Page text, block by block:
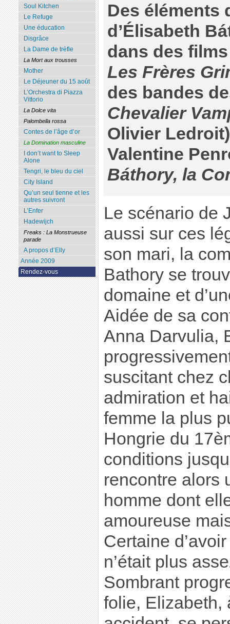
Des éléments
d’Élisabeth
dans des
Les Frères
des bandes
Chevalier
Olivier
Valentine
Báthory, la
Le scénario de
aussi sur ces
son mari, la
Bathory se
domaine et
Aidée de sa
Anna Darvulia,
suscitant chez
admiration et
femme la plus
Hongrie du
conditions
rencontre alors
homme dont
amoureuse
Certaine
n’était plus
Sombrant
folie, Elizabeth,
Soul Kitchen
Le Refuge
Une éducation
Disgrâce
La Dame de trèfle
La Mort aux trousses
Mother
Le Déjeuner du 15 août
L’Orchestra di Piazza
Vittorio
La Dolce vita
Palombella rossa
Contes de l’âge d’or
La Domination masculine
I don’t want to Sleep
Alone
Tengri, le bleu du ciel
City Island
Qu’un seul tienne et les
autres suivront
L’Enfer
Hadewijch
Freaks : La Monstrueuse
parade
A propos d’Elly
Année 2009
Rendez-vous